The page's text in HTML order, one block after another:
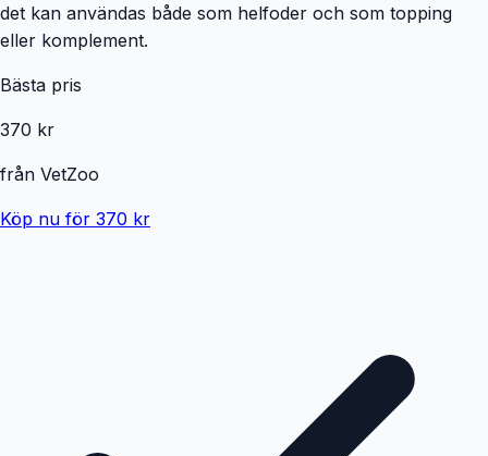
det kan användas både som helfoder och som topping
eller komplement.
Bästa pris
370 kr
från VetZoo
Köp nu för 370 kr